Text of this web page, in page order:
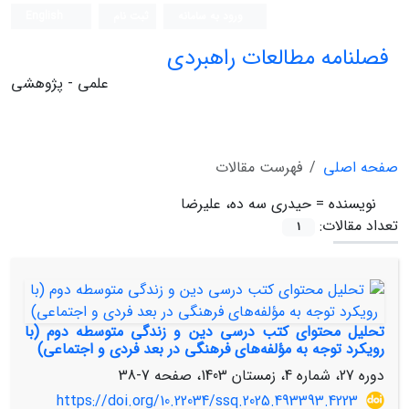
فصلنامه مطالعات راهبردی
علمی - پژوهشی
صفحه اصلی
فهرست مقالات
نویسنده = حیدری سه ده، علیرضا
تعداد مقالات:
1
تحلیل محتوای کتب درسی دین و زندگی متوسطه دوم (با
رویکرد توجه به مؤلفه‌های فرهنگی در بعد فردی و اجتماعی)
دوره 27، شماره 4، زمستان 1403، صفحه
7-38
https://doi.org/10.22034/ssq.2025.493393.4223